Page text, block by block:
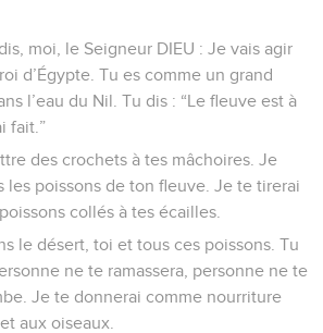
moi, le Seigneur DIEU : Je vais agir
d’Égypte. Tu es comme un grand
l’eau du Nil. Tu dis : “Le fleuve est à
fait.”
des crochets à tes mâchoires. Je
les poissons de ton fleuve. Je te tirerai
collés à tes écailles.
le désert, toi et tous ces poissons. Tu
ne te ramassera, personne ne te
Je te donnerai comme nourriture
aux oiseaux.